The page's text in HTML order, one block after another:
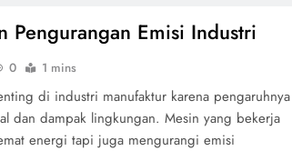
Pengurangan Emisi Industri
0 1 mins
di industri manufaktur karena pengaruhnya
dan dampak lingkungan. Mesin yang bekerja
energi tapi juga mengurangi emisi